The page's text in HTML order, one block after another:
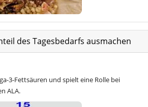
des Tagesbedarfs ausmachen
3-Fettsäuren und spielt eine Rolle bei
ALA.